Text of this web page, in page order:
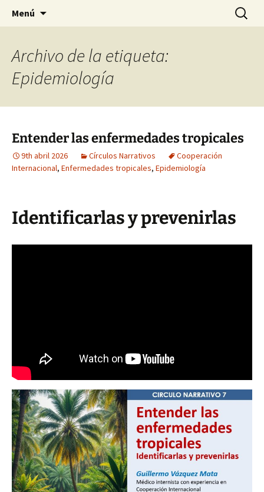
Madrasa
Just another WordPress site
Menú Buscar:
Archivo de la etiqueta:
Epidemiología
Entender las enfermedades tropicales
9th abril 2026 Círculos Narrativos
Cooperación
Internacional, Enfermedades tropicales, Epidemiología
Identificarlas y prevenirlas